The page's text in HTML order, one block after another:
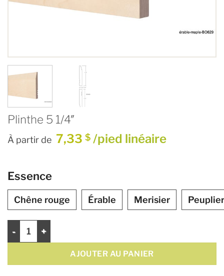
Plinthe 5 1/4″
À partir de 7,33 $ /pied linéaire
Essence
Chêne rouge Érable Merisier Peuplier
AJOUTER AU PANIER